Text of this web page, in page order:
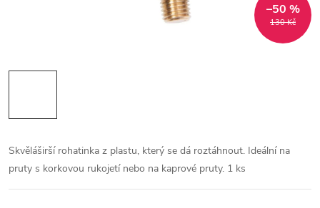
130 Kč
–50 %
Skvěláširší rohatinka z plastu, který se dá roztáhnout. Ideální na
pruty s korkovou rukojetí nebo na kaprové pruty. 1 ks